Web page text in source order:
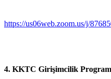
https://us06web.zoom.us/j/
4. KKTC Girişimcilik